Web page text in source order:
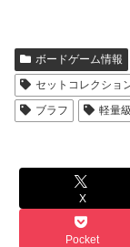
ボードゲーム情報
セットコレクショ
ブラフ
軽量
X
Pocket